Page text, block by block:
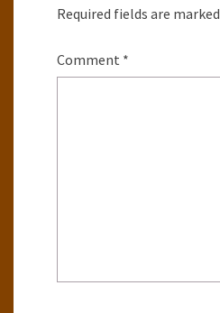
Required fields are marked
Comment *